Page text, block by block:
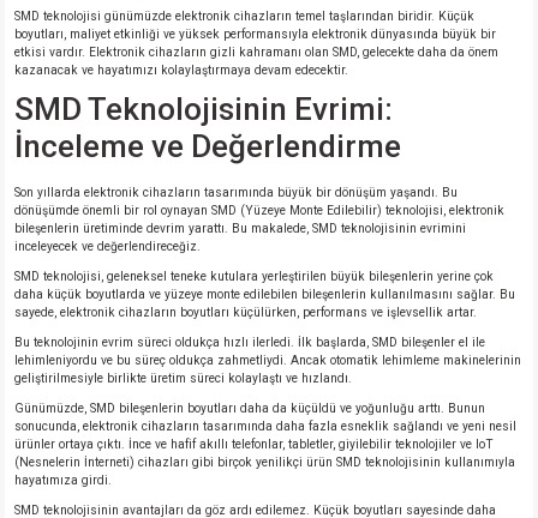
SMD teknolojisi günümüzde elektronik cihazların temel taşlarından biridir. Küçük
boyutları, maliyet etkinliği ve yüksek performansıyla elektronik dünyasında büyük bir
etkisi vardır. Elektronik cihazların gizli kahramanı olan SMD, gelecekte daha da önem
kazanacak ve hayatımızı kolaylaştırmaya devam edecektir.
SMD Teknolojisinin Evrimi:
İnceleme ve Değerlendirme
Son yıllarda elektronik cihazların tasarımında büyük bir dönüşüm yaşandı. Bu
dönüşümde önemli bir rol oynayan SMD (Yüzeye Monte Edilebilir) teknolojisi, elektronik
bileşenlerin üretiminde devrim yarattı. Bu makalede, SMD teknolojisinin evrimini
inceleyecek ve değerlendireceğiz.
SMD teknolojisi, geleneksel teneke kutulara yerleştirilen büyük bileşenlerin yerine çok
daha küçük boyutlarda ve yüzeye monte edilebilen bileşenlerin kullanılmasını sağlar. Bu
sayede, elektronik cihazların boyutları küçülürken, performans ve işlevsellik artar.
Bu teknolojinin evrim süreci oldukça hızlı ilerledi. İlk başlarda, SMD bileşenler el ile
lehimleniyordu ve bu süreç oldukça zahmetliydi. Ancak otomatik lehimleme makinelerinin
geliştirilmesiyle birlikte üretim süreci kolaylaştı ve hızlandı.
Günümüzde, SMD bileşenlerin boyutları daha da küçüldü ve yoğunluğu arttı. Bunun
sonucunda, elektronik cihazların tasarımında daha fazla esneklik sağlandı ve yeni nesil
ürünler ortaya çıktı. İnce ve hafif akıllı telefonlar, tabletler, giyilebilir teknolojiler ve IoT
(Nesnelerin İnterneti) cihazları gibi birçok yenilikçi ürün SMD teknolojisinin kullanımıyla
hayatımıza girdi.
SMD teknolojisinin avantajları da göz ardı edilemez. Küçük boyutları sayesinde daha